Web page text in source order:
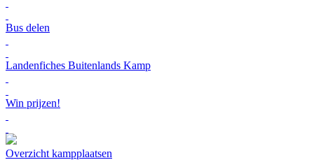
Bus delen
Landenfiches Buitenlands Kamp
Win prijzen!
Overzicht kampplaatsen